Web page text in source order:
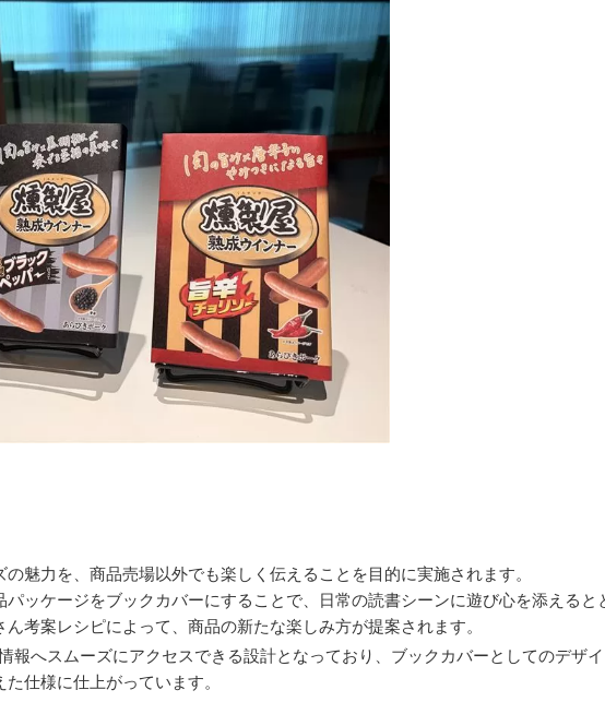
魅力を、商品売場以外でも楽しく伝えることを目的に実施されます。
ッケージをブックカバーにすることで、日常の読書シーンに遊び心を添えると
考案レシピによって、商品の新たな楽しみ方が提案されます。
報へスムーズにアクセスできる設計となっており、ブックカバーとしてのデザ
仕様に仕上がっています。